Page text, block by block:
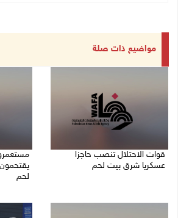
مواضيع ذات صلة
قوات الاحتلال تنصب حاجزا
عسكريا شرق بيت لحم
لحم